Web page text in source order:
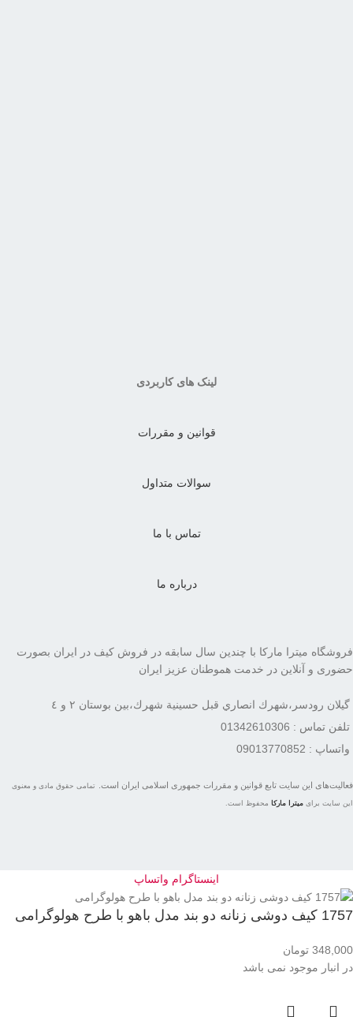
لینک های کاربردی
قوانین و مقررات
سوالات متداول
تماس با ما
درباره ما
فروشگاه میترا مارکا با چندین سال سابقه در فروش کیف در ایران بصورت
حضوری و آنلاین در خدمت هموطنان عزیز ایران
گيلان رودسر،شهرك انصاري قبل حسينية شهرك،بين بوستان ٢ و ٤
تلفن تماس : 01342610306
واتساپ : 09013770852
فعاليت‌های اين سايت تابع قوانين و مقررات جمهوری اسلامی ايران است. تمامی حقوق مادی و معنوی
این سایت برای میترا مارکا محفوظ است.
اینستاگرام واتساپ
1757 کیف دوشی زنانه دو بند مدل باهو با طرح هولوگرامی
348,000 تومان
در انبار موجود نمی باشد